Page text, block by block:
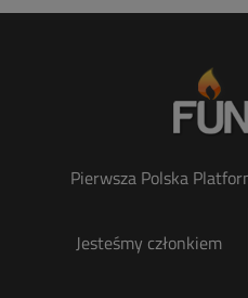
Pierwsza Polska
Jesteśmy członkiem